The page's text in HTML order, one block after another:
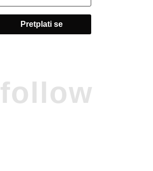
follow